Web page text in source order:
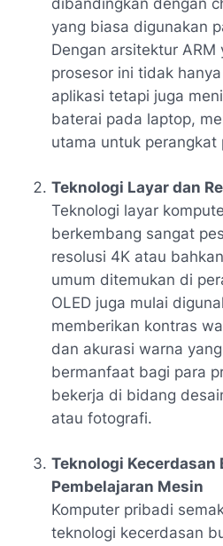
dibandingkan dengan
yang biasa digunakan
Dengan arsitektur
prosesor ini tidak
aplikasi tetapi juga
baterai pada laptop,
utama untuk perangkat
Teknologi Layar dan
Teknologi layar
berkembang sangat
resolusi 4K atau
umum ditemukan di
OLED juga mulai
memberikan kontras
dan akurasi warna
bermanfaat bagi para
bekerja di bidang
atau fotografi.
Teknologi Kecerdasan
Pembelajaran Mesin
Komputer pribadi
teknologi kecerdasan